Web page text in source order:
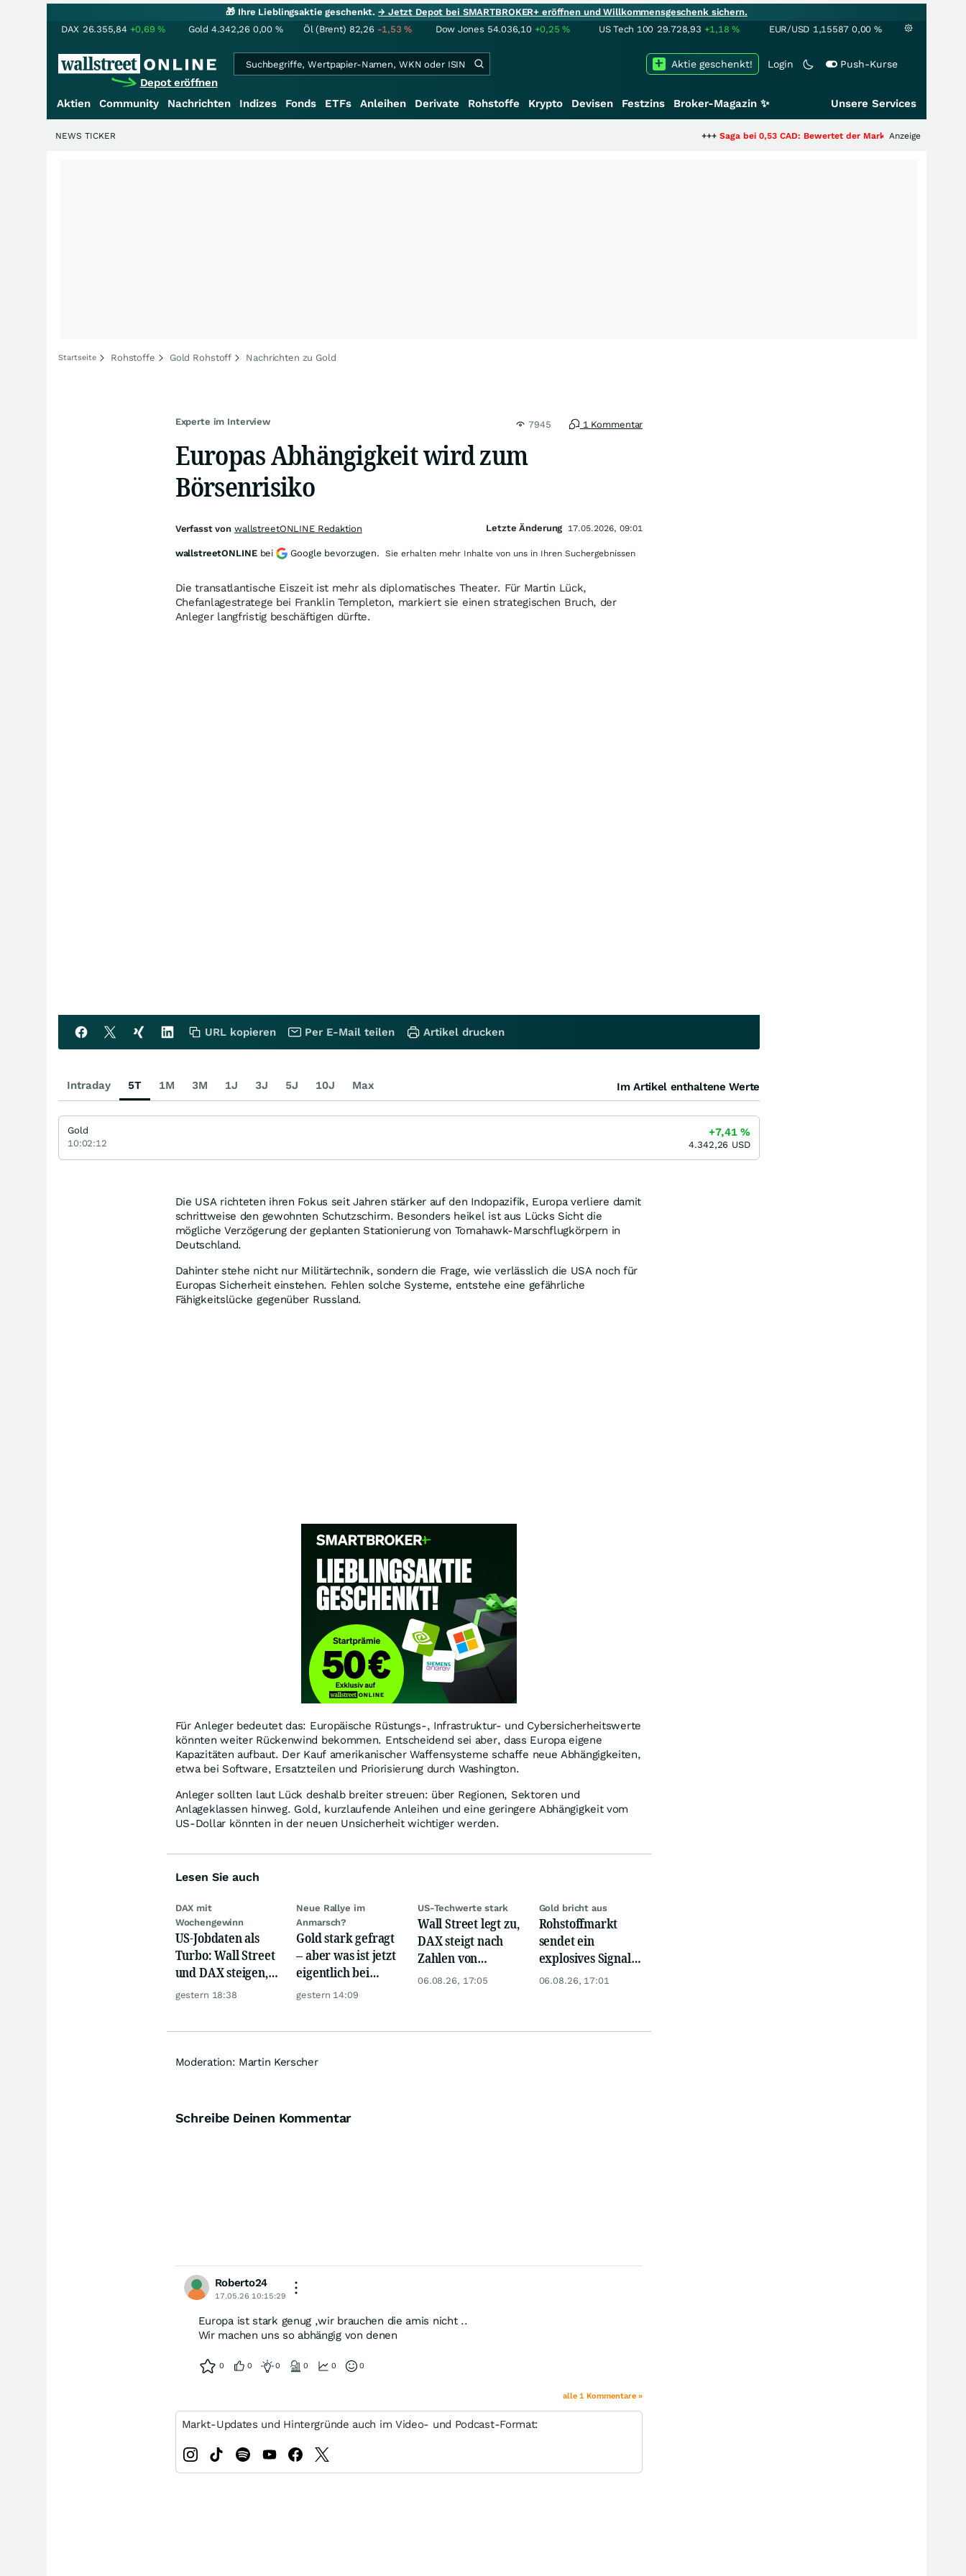
🎁 Ihre Lieblingsaktie geschenkt.→ Jetzt Depot bei SMARTBROKER+ eröffnen und Willkommensgeschenk sichern.
DAX 26.355,84 +0,69% Gold 4.342,26 0,00 % Öl (Brent) 82,26 -1,53% Dow Jones 54.036,10 +0,25% US Tech 100 29.728,93 +1,18% EUR/USD 1,15587 0,00 %
Depot eröffnen
Login Push-Kurse
Aktie geschenkt!
Aktien Community Nachrichten Indizes Fonds ETFs Anleihen Derivate Rohstoffe Krypto Devisen Festzins Broker-Magazin ✨ Unsere Services
Saga bei 0,53 CAD: Bewertet der Markt noch immer nur die Hälfte
Anzeige
NEWS TICKER
Startseite Rohstoffe Gold Rohstoff Nachrichten zu Gold
Experte im Interview 7945 1 Kommentar
Europas Abhängigkeit wird zum
Börsenrisiko
Die transatlantische Eiszeit ist mehr als diplomatisches Theater. Für Martin Lück,
Chefanlagestratege bei Franklin Templeton, markiert sie einen strategischen Bruch, der
Anleger langfristig beschäftigen dürfte.
Die USA richteten ihren Fokus seit Jahren stärker auf den Indopazifik, Europa verliere damit
schrittweise den gewohnten Schutzschirm. Besonders heikel ist aus Lücks Sicht die
mögliche Verzögerung der geplanten Stationierung von Tomahawk-Marschflugkörpern in
Deutschland.
Dahinter stehe nicht nur Militärtechnik, sondern die Frage, wie verlässlich die USA noch für
Europas Sicherheit einstehen. Fehlen solche Systeme, entstehe eine gefährliche
Fähigkeitslücke gegenüber Russland.
Für Anleger bedeutet das: Europäische Rüstungs-, Infrastruktur- und Cybersicherheitswerte
könnten weiter Rückenwind bekommen. Entscheidend sei aber, dass Europa eigene
Kapazitäten aufbaut. Der Kauf amerikanischer Waffensysteme schaffe neue Abhängigkeiten,
etwa bei Software, Ersatzteilen und Priorisierung durch Washington.
Anleger sollten laut Lück deshalb breiter streuen: über Regionen, Sektoren und
Anlageklassen hinweg. Gold, kurzlaufende Anleihen und eine geringere Abhängigkeit vom
US-Dollar könnten in der neuen Unsicherheit wichtiger werden.
Lesen Sie auch
DAX mit
Wochengewinn
US-Jobdaten als
Turbo: Wall Street
und DAX steigen,
Gold glänzt
gestern 18:38
Neue Rallye im
Anmarsch?
Gold stark gefragt
– aber was ist jetzt
eigentlich bei
Silber möglich?
gestern 14:09
US-Techwerte stark
Wall Street legt zu,
DAX steigt nach
Zahlen von
Telekom, Henkel
06.08.26, 17:05
Gold bricht aus
Rohstoffmarkt
sendet ein
explosives Signal:
China kauft Gold
06.08.26, 17:01
Moderation: Martin Kerscher
Schreibe Deinen Kommentar
Roberto24
17.05.26 10:15:29
Europa ist stark genug ,wir brauchen die amis nicht ..
Wir machen uns so abhängig von denen
0 0 0 0 0 0
alle 1 Kommentare »
Markt-Updates und Hintergründe auch im Video- und Podcast-Format:
Verfasst von wallstreetONLINE Redaktion Letzte Änderung 17.05.2026, 09:01
wallstreetONLINE bei Google bevorzugen. Sie erhalten mehr Inhalte von uns in Ihren Suchergebnissen
URL kopieren Per E-Mail teilen Artikel drucken
Intraday 5T 1M 3M 1J 3J 5J 10J Max Im Artikel enthaltene Werte
Gold
10:02:12
+7,41%
4.342,26 USD